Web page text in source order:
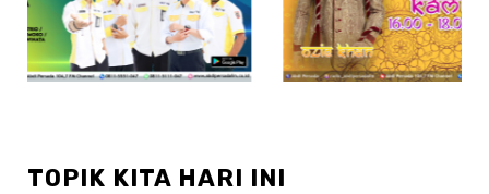
TOPIK KITA HARI INI